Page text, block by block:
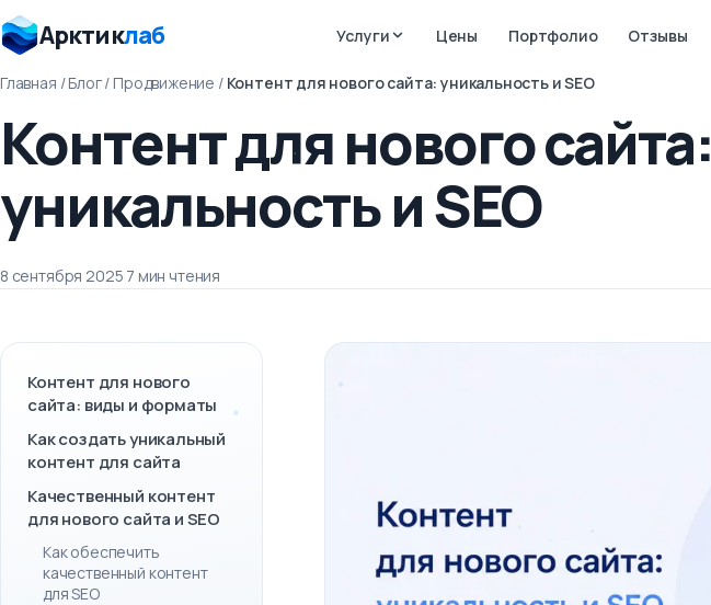
Арктиклаб Услуги Цены Портфолио Отзывы
Главная /Блог/ Продвижение / Контент для нового сайта: уникальность и SEO
Контент для нового сайта:
уникальность и SEO
8 сентября 2025·7 мин чтения
Контент для нового
сайта: виды и форматы
Как создать уникальный
контент для сайта
Качественный контент
для нового сайта и SEO
Как обеспечить
качественный контент
для SEO